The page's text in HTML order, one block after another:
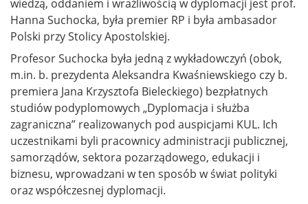
wiedzą, oddaniem i wrażliwością w dyplomacji jest prof.
Hanna Suchocka, była premier RP i była ambasador
Polski przy Stolicy Apostolskiej.
Profesor Suchocka była jedną z wykładowczyń (obok,
m.in. b. prezydenta Aleksandra Kwaśniewskiego czy b.
premiera Jana Krzysztofa Bieleckiego) bezpłatnych
studiów podyplomowych „Dyplomacja i służba
zagraniczna” realizowanych pod auspicjami KUL. Ich
uczestnikami byli pracownicy administracji publicznej,
samorządów, sektora pozarządowego, edukacji i
biznesu, wprowadzani w ten sposób w świat polityki
oraz współczesnej dyplomacji.